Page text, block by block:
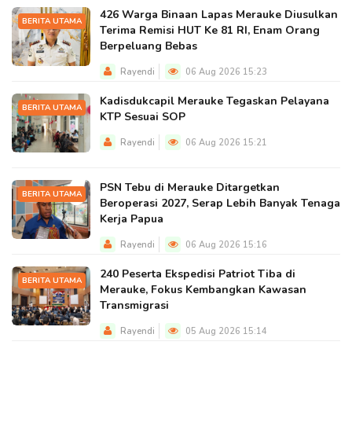
BERITA UTAMA
426 Warga Binaan Lapas Merauke Diusulkan
Terima Remisi HUT Ke 81 RI, Enam Orang
Berpeluang Bebas
Rayendi 06 Aug 2026 15:23
BERITA UTAMA
Kadisdukcapil Merauke Tegaskan Pelayana
KTP Sesuai SOP
Rayendi 06 Aug 2026 15:21
BERITA UTAMA
PSN Tebu di Merauke Ditargetkan
Beroperasi 2027, Serap Lebih Banyak Tenaga
Kerja Papua
Rayendi 06 Aug 2026 15:16
BERITA UTAMA
240 Peserta Ekspedisi Patriot Tiba di
Merauke, Fokus Kembangkan Kawasan
Transmigrasi
Rayendi 05 Aug 2026 15:14